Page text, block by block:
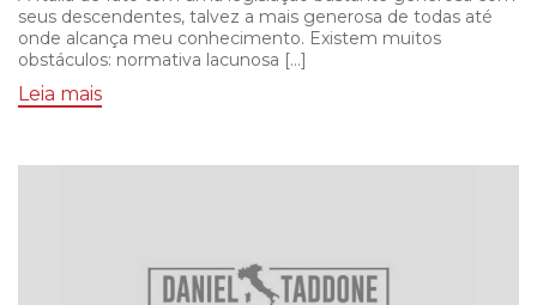
seus descendentes, talvez a mais generosa de todas até
onde alcança meu conhecimento. Existem muitos
obstáculos: normativa lacunosa […]
Leia mais